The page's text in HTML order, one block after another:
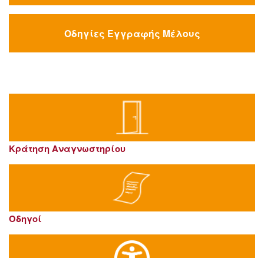
Οδηγίες Εγγραφής Μέλους
Κράτηση Αναγνωστηρίου
Οδηγοί